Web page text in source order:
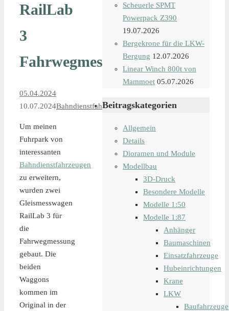
RailLab
3
Fahrwegmessung
05.04.2024
10.07.2024Bahndienstfahrzeuge
Um meinen
Fuhrpark von
interessanten
Bahndienstfahrzeugen
zu erweitern,
wurden zwei
Gleismesswagen
RailLab 3 für
die
Fahrwegmessung
gebaut. Die
beiden
Waggons
kommen im
Original in der
Scheuerle SPMT
Powerpack Z390
19.07.2026
Bergekrone für die LKW-
Bergung 12.07.2026
Linear Winch 800t von
Mammoet 05.07.2026
Beitragskategorien
Allgemein
Details
Dioramen und Module
Modellbau
3D-Druck
Besondere Modelle
Modelle 1:50
Modelle 1:87
Anhänger
Baumaschinen
Einsatzfahrzeuge
Hubeinrichtungen
Krane
LKW
Baufahrzeuge